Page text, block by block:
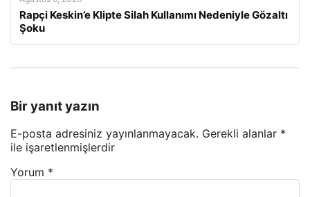
Rapçi Keskin’e Klipte Silah Kullanımı Nedeniyle Gözaltı
Şoku
Bir yanıt yazın
E-posta adresiniz yayınlanmayacak. Gerekli alanlar *
ile işaretlenmişlerdir
Yorum *